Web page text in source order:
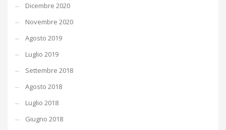
Dicembre 2020
Novembre 2020
Agosto 2019
Luglio 2019
Settembre 2018
Agosto 2018
Luglio 2018
Giugno 2018